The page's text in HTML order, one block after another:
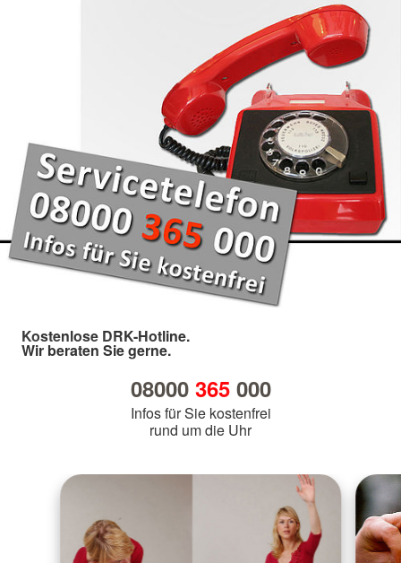
Kostenlose DRK-Hotline.
Wir beraten Sie gerne.
08000 365000
Infos für Sie kostenfrei
rund um die Uhr